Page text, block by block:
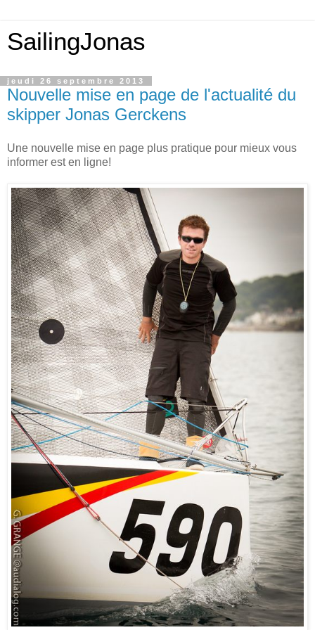
SailingJonas
jeudi 26 septembre 2013
Nouvelle mise en page de l'actualité du
skipper Jonas Gerckens
Une nouvelle mise en page plus pratique pour mieux vous
informer est en ligne!